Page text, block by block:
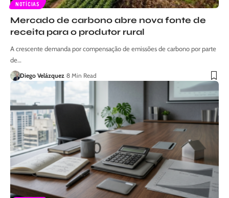
NOTÍCIAS
Mercado de carbono abre nova fonte de
receita para o produtor rural
A crescente demanda por compensação de emissões de carbono por parte
de…
Diego Velázquez 8 Min Read